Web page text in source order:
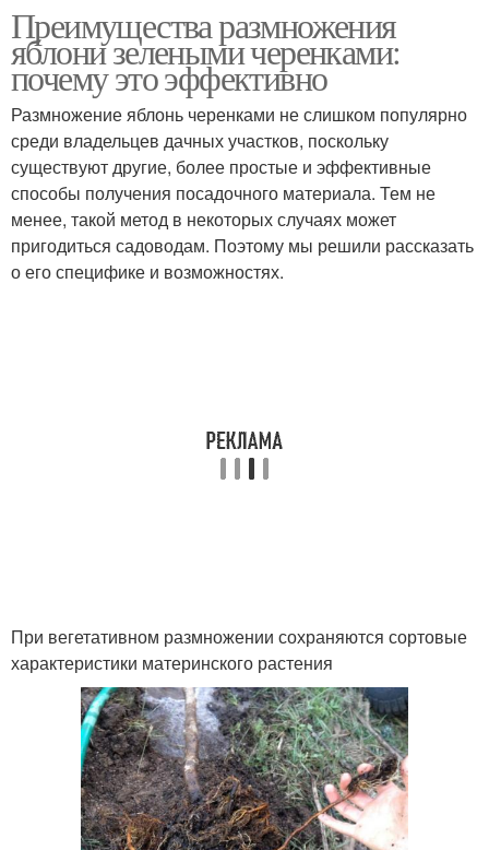
Преимущества размножения
яблони зелеными черенками:
почему это эффективно
Размножение яблонь черенками не слишком популярно
среди владельцев дачных участков, поскольку
существуют другие, более простые и эффективные
способы получения посадочного материала. Тем не
менее, такой метод в некоторых случаях может
пригодиться садоводам. Поэтому мы решили рассказать
о его специфике и возможностях.
При вегетативном размножении сохраняются сортовые
характеристики материнского растения